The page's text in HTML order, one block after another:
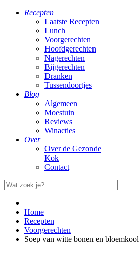
Recepten
Laatste Recepten
Lunch
Voorgerechten
Hoofdgerechten
Nagerechten
Bijgerechten
Dranken
Tussendoortjes
Blog
Algemeen
Moestuin
Reviews
Winacties
Over
Over de Gezonde
Kok
Contact
Home
Recepten
Voorgerechten
Soep van witte bonen en bloemkool